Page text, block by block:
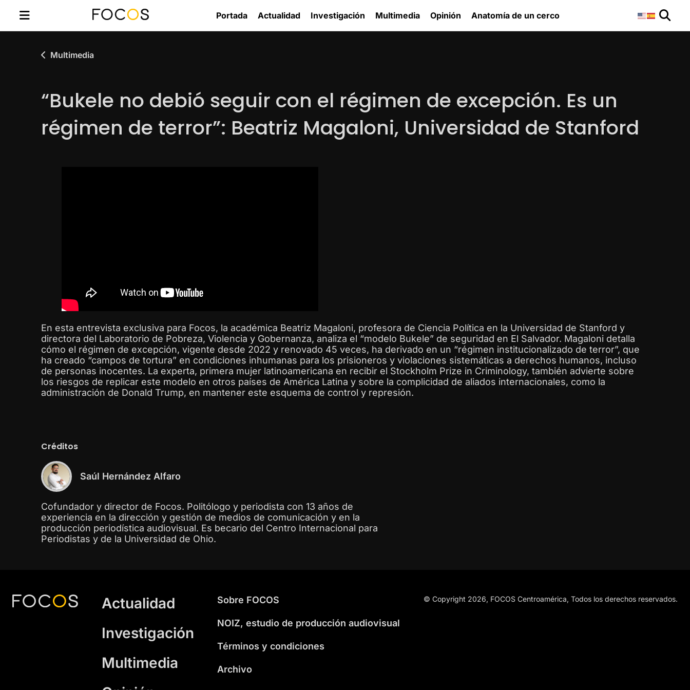
Portada Actualidad Investigación Multimedia Opinión Anatomía de un cerco
Multimedia
“Bukele no debió seguir con el régimen de excepción. Es un
régimen de terror”: Beatriz Magaloni, Universidad de Stanford
En esta entrevista exclusiva para Focos, la académica Beatriz Magaloni, profesora de Ciencia Política en la Universidad de Stanford y
directora del Laboratorio de Pobreza, Violencia y Gobernanza, analiza el “modelo Bukele” de seguridad en El Salvador. Magaloni detalla
cómo el régimen de excepción, vigente desde 2022 y renovado 45 veces, ha derivado en un “régimen institucionalizado de terror”, que
ha creado “campos de tortura” en condiciones inhumanas para los prisioneros y violaciones sistemáticas a derechos humanos, incluso
de personas inocentes. La experta, primera mujer latinoamericana en recibir el Stockholm Prize in Criminology, también advierte sobre
los riesgos de replicar este modelo en otros países de América Latina y sobre la complicidad de aliados internacionales, como la
administración de Donald Trump, en mantener este esquema de control y represión.
Créditos
Saúl Hernández Alfaro
Cofundador y director de Focos. Politólogo y periodista con 13 años de
experiencia en la dirección y gestión de medios de comunicación y en la
producción periodística audiovisual. Es becario del Centro Internacional para
Periodistas y de la Universidad de Ohio.
Actualidad
Investigación
Multimedia
Sobre FOCOS
NOIZ, estudio de producción audiovisual
Términos y condiciones
Archivo
© Copyright 2026, FOCOS Centroamérica, Todos los derechos reservados.